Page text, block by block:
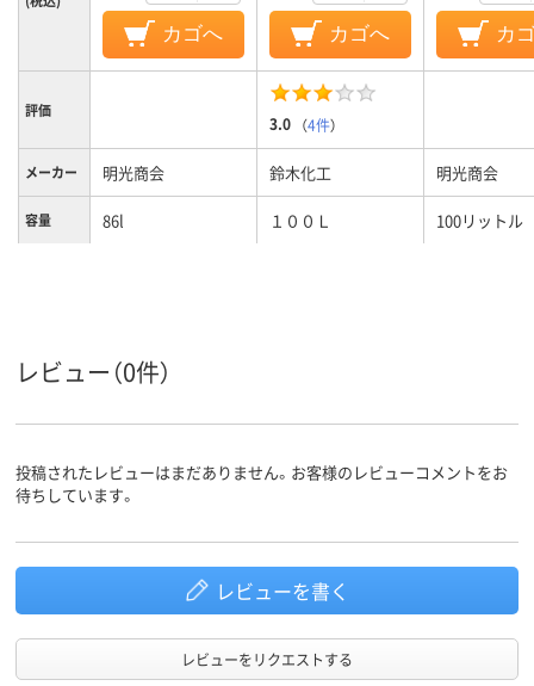
カゴへ カゴへ カ
評価
3.0 （4件）
メーカー 明光商会 鈴木化工 明光商会
容量 86l １００Ｌ 100リットル
レビュー（0件）
投稿されたレビューはまだありません。お客様のレビューコメントをお
待ちしています。
レビューを書く
レビューをリクエストする